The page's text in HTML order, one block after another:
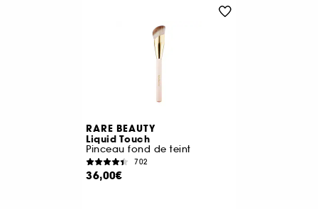
RARE BEAUTY
Liquid Touch
Pinceau fond de teint
702
36,00€